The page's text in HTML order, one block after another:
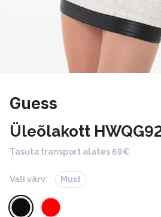
Guess
Üleõlakott
Tasuta transport alates 69€
Vali värv: Must